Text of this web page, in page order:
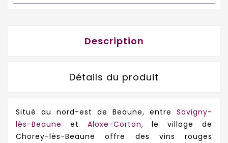
Description
Détails du produit
Situé au nord-est de Beaune, entre Savigny-
lès-Beaune et Aloxe-Corton, le village de
Chorey-lès-Beaune offre des vins rouges